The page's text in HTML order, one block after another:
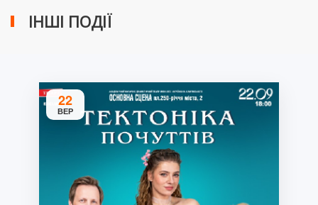
ІНШІ ПОДІЇ
22
ВЕР